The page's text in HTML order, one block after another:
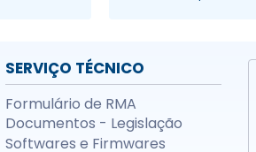
SERVIÇO TÉCNICO
Formulário de RMA
Documentos - Legislação
Softwares e Firmwares